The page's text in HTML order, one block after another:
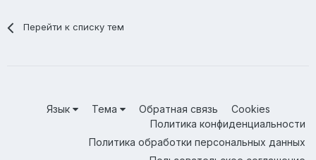
Перейти к списку тем
Язык Тема Обратная связь
Cookies
Политика конфиденциальности
Политика обработки персональных данных